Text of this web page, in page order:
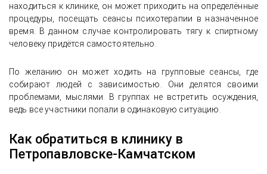
находиться к клинике, он может приходить на определённые
процедуры, посещать сеансы психотерапии в назначенное
время. В данном случае контролировать тягу к спиртному
человеку придётся самостоятельно.
По желанию он может ходить на групповые сеансы, где
собирают людей с зависимостью. Они делятся своими
проблемами, мыслями. В группах не встретить осуждения,
ведь все участники попали в одинаковую ситуацию.
Как обратиться в клинику в
Петропавловске-Камчатском